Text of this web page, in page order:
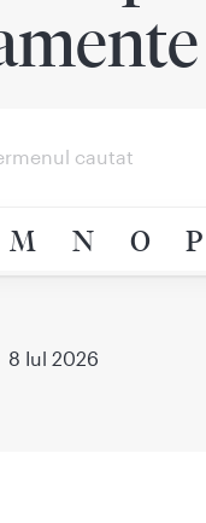
M N O P
8 Iul 2026